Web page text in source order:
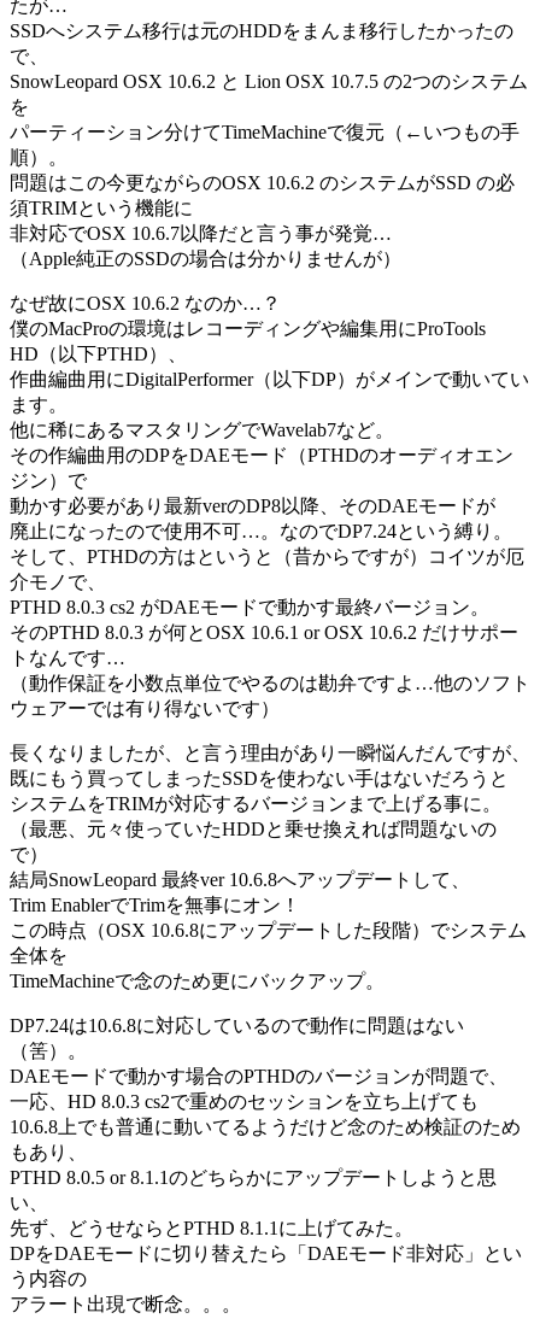
たが…
SSDへシステム移行は元のHDDをまんま移行したかったの
で、
SnowLeopard OSX 10.6.2 と Lion OSX 10.7.5 の2つのシステム
を
パーティーション分けてTimeMachineで復元（←いつもの手
順）。
問題はこの今更ながらのOSX 10.6.2 のシステムがSSD の必
須TRIMという機能に
非対応でOSX 10.6.7以降だと言う事が発覚…
（Apple純正のSSDの場合は分かりませんが）
なぜ故にOSX 10.6.2 なのか…？
僕のMacProの環境はレコーディングや編集用にProTools
HD（以下PTHD）、
作曲編曲用にDigitalPerformer（以下DP）がメインで動いてい
ます。
他に稀にあるマスタリングでWavelab7など。
その作編曲用のDPをDAEモード（PTHDのオーディオエン
ジン）で
動かす必要があり最新verのDP8以降、そのDAEモードが
廃止になったので使用不可…。なのでDP7.24という縛り。
そして、PTHDの方はというと（昔からですが）コイツが厄
介モノで、
PTHD 8.0.3 cs2 がDAEモードで動かす最終バージョン。
そのPTHD 8.0.3 が何とOSX 10.6.1 or OSX 10.6.2 だけサポー
トなんです…
（動作保証を小数点単位でやるのは勘弁ですよ…他のソフト
ウェアーでは有り得ないです）
長くなりましたが、と言う理由があり一瞬悩んだんですが、
既にもう買ってしまったSSDを使わない手はないだろうと
システムをTRIMが対応するバージョンまで上げる事に。
（最悪、元々使っていたHDDと乗せ換えれば問題ないの
で）
結局SnowLeopard 最終ver 10.6.8へアップデートして、
Trim EnablerでTrimを無事にオン！
この時点（OSX 10.6.8にアップデートした段階）でシステム
全体を
TimeMachineで念のため更にバックアップ。
DP7.24は10.6.8に対応しているので動作に問題はない
（筈）。
DAEモードで動かす場合のPTHDのバージョンが問題で、
一応、HD 8.0.3 cs2で重めのセッションを立ち上げても
10.6.8上でも普通に動いてるようだけど念のため検証のため
もあり、
PTHD 8.0.5 or 8.1.1のどちらかにアップデートしようと思
い、
先ず、どうせならとPTHD 8.1.1に上げてみた。
DPをDAEモードに切り替えたら「DAEモード非対応」とい
う内容の
アラート出現で断念。。。